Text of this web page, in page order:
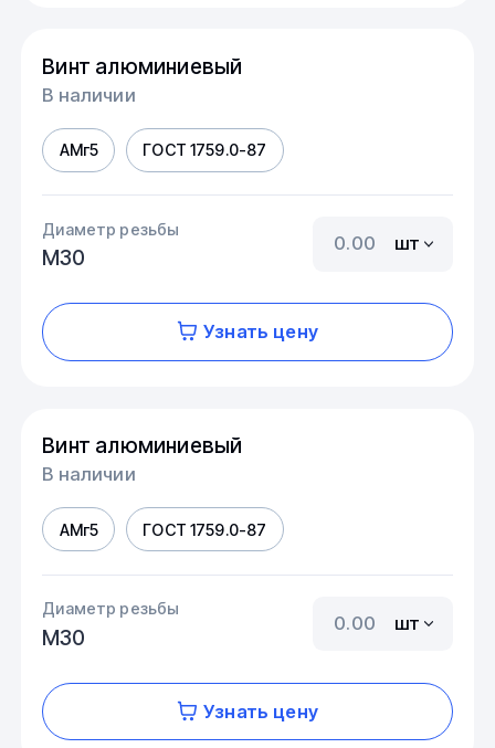
Винт алюминиевый
В наличии
АМг5 ГОСТ 1759.0-87
Диаметр резьбы
М30
шт
Узнать цену
Винт алюминиевый
В наличии
АМг5 ГОСТ 1759.0-87
Диаметр резьбы
М30
шт
Узнать цену